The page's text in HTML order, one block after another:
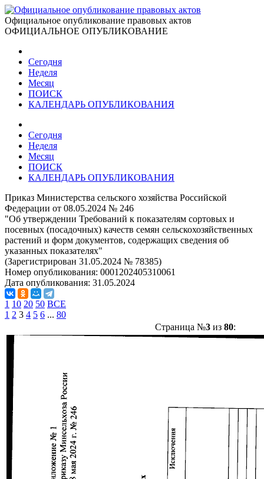
Официальное опубликование правовых актов
ОФИЦИАЛЬНОЕ ОПУБЛИКОВАНИЕ
Сегодня
Неделя
Месяц
ПОИСК
КАЛЕНДАРЬ ОПУБЛИКОВАНИЯ
Сегодня
Неделя
Месяц
ПОИСК
КАЛЕНДАРЬ ОПУБЛИКОВАНИЯ
Приказ Министерства сельского хозяйства Российской
Федерации от 08.05.2024 № 246
"Об утверждении Требований к показателям сортовых и
посевных (посадочных) качеств семян сельскохозяйственных
растений и форм документов, содержащих сведения об
указанных показателях"
(Зарегистрирован 31.05.2024 № 78385)
Номер опубликования: 0001202405310061
Дата опубликования: 31.05.2024
1 10 20 50 ВСЕ
1 2 3 4 5 6 ... 80
Страница №3из 80: